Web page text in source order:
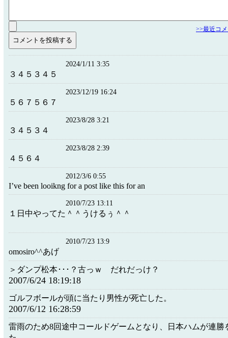
>>最近コ
2024/1/11 3:35
３４５３４５
2023/12/19 16:24
５６７５６７
2023/8/28 3:21
３４５３４
2023/8/28 2:39
４５６４
2012/3/6 0:55
I’ve been looikng for a post like this for an
2010/7/23 13:11
１日中やってた＾＾うけるぅ＾＾
2010/7/23 13:9
omosiro^^あげ
＞ダンプ松本･･･？古っｗ だれだっけ？
2007/6/24 18:19:18
ゴルフボールが頭に当たり男性が死亡した。
2007/6/12 16:28:59
雷雨のため8回途中コールドゲームとなり、日本ハムが連勝